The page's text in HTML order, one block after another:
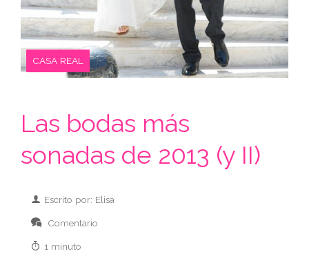
CASA REAL
Las bodas más
sonadas de 2013 (y II)
Escrito por: Elisa
Comentario
1 minuto